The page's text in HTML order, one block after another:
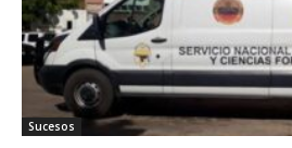
Sucesos